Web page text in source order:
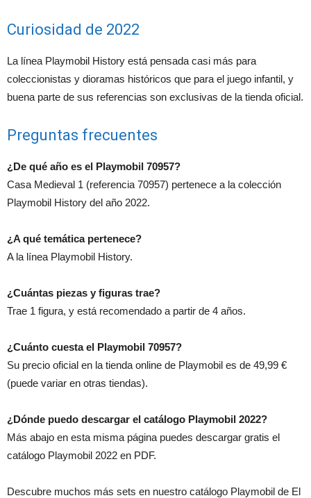
Curiosidad de 2022
La línea Playmobil History está pensada casi más para
coleccionistas y dioramas históricos que para el juego infantil, y
buena parte de sus referencias son exclusivas de la tienda oficial.
Preguntas frecuentes
¿De qué año es el Playmobil 70957?
Casa Medieval 1 (referencia 70957) pertenece a la colección
Playmobil History del año 2022.
¿A qué temática pertenece?
A la línea Playmobil History.
¿Cuántas piezas y figuras trae?
Trae 1 figura, y está recomendado a partir de 4 años.
¿Cuánto cuesta el Playmobil 70957?
Su precio oficial en la tienda online de Playmobil es de 49,99 €
(puede variar en otras tiendas).
¿Dónde puedo descargar el catálogo Playmobil 2022?
Más abajo en esta misma página puedes descargar gratis el
catálogo Playmobil 2022 en PDF.
Descubre muchos más sets en nuestro catálogo Playmobil de El